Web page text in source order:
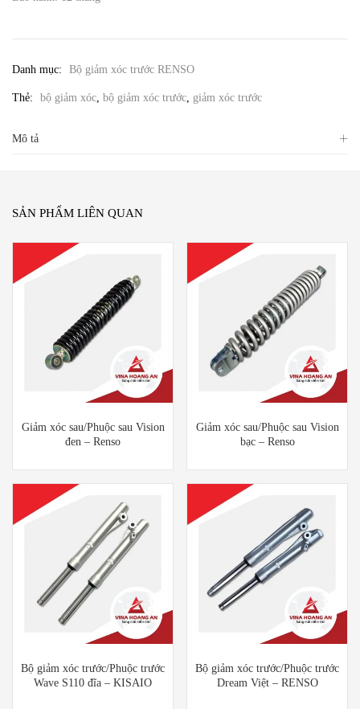
Danh mục: Bộ giảm xóc trước RENSO
Thẻ: bộ giảm xóc, bộ giảm xóc trước, giảm xóc trước
Mô tả
SẢN PHẨM LIÊN QUAN
Giảm xóc sau/Phuộc sau Vision
đen – Renso
Giảm xóc sau/Phuộc sau Vision
bạc – Renso
Bộ giảm xóc trước/Phuộc trước
Wave S110 đĩa – KISAIO
Bộ giảm xóc trước/Phuộc trước
Dream Việt – RENSO